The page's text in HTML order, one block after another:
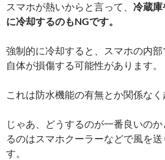
スマホが熱いからと言って、 冷蔵庫
に冷却するのもNGです。
強制的に冷却すると、スマホの内
自体が損傷する可能性があります。
これは防水機能の有無とか関係なく
じゃあ、どうするのが一番良いの
るのはスマホクーラーなどで風を
す。